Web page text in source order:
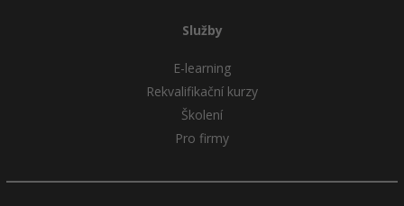
Adobe After EffectsSlužby
E-learning
Rekvalifikační kurzy
Školení
Pro firmy